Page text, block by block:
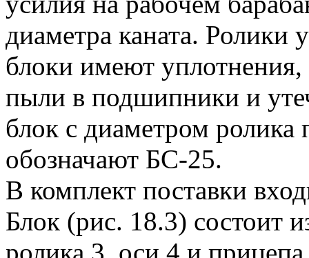
диаметра каната. Ролики
блоки имеют
пыли в подшипники и
блок с диаметром
обозначают БС-25.
В комплект поставки
Блок (рис. 18.3) состоит
ролика 3, оси 4 и